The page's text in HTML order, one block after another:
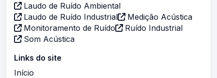
Laudo de Ruído Ambiental
Laudo de Ruído Industrial
Medição Acústica
Monitoramento de Ruído
Ruído Industrial
Som Acústica
Links do site
Início